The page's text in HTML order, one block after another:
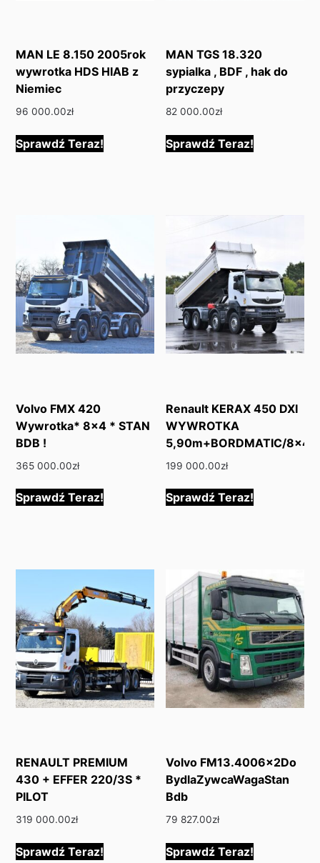
MAN LE 8.150 2005rok
wywrotka HDS HIAB z
Niemiec
96 000.00zł
Sprawdź Teraz!
MAN TGS 18.320
sypialka , BDF , hak do
przyczepy
82 000.00zł
Sprawdź Teraz!
Volvo FMX 420
Wywrotka* 8×4 * STAN
BDB !
365 000.00zł
Sprawdź Teraz!
Renault KERAX 450 DXI
WYWROTKA
5,90m+BORDMATIC/8×4
199 000.00zł
Sprawdź Teraz!
RENAULT PREMIUM
430 + EFFER 220/3S *
PILOT
319 000.00zł
Sprawdź Teraz!
Volvo FM13.4006x2Do
BydlaZywcaWagaStan
Bdb
79 827.00zł
Sprawdź Teraz!